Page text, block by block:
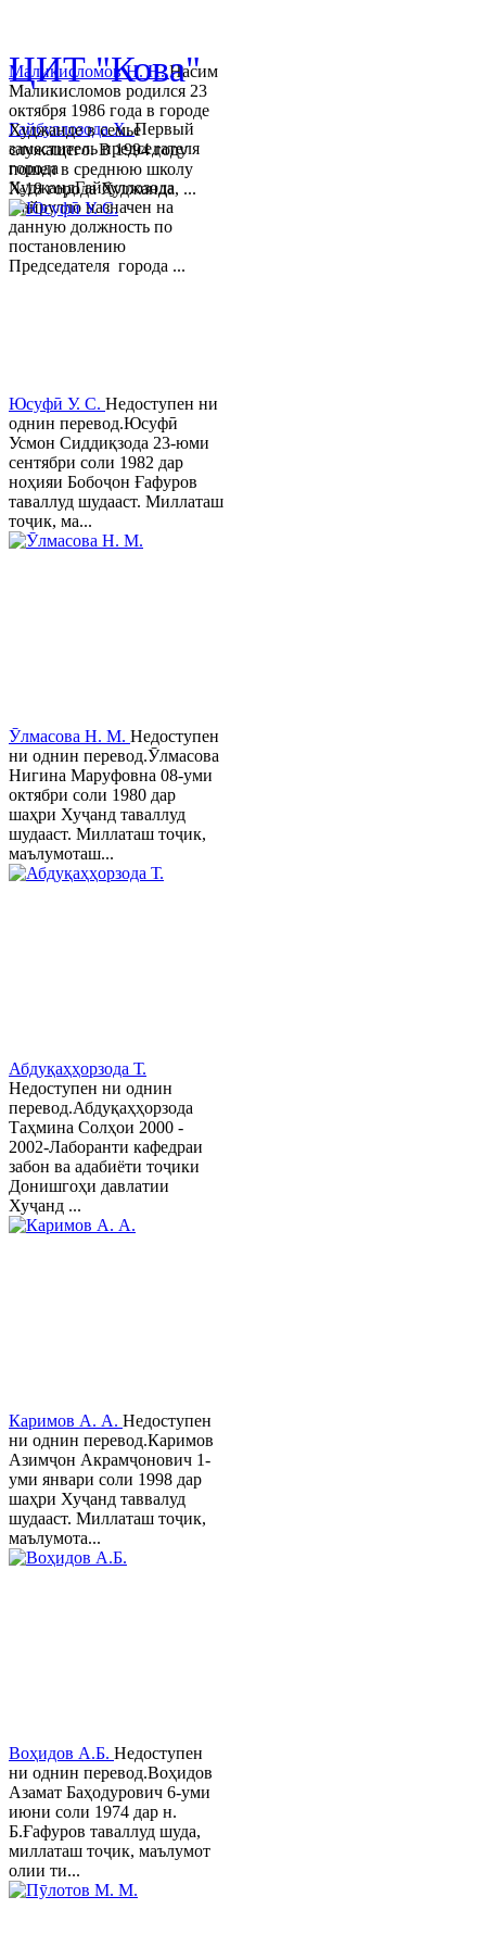
Гайбуллозода Х.Первый
заместитель председателя
города
ХуджандГайбуллозода
Хайрулло назначен на
данную должность по
постановлению
Председателя города ...
Маликисломов Н. Н.Насим
Маликисломов родился 23
октября 1986 года в городе
Худжанде в семье
служащего. В 1994 году
пошел в среднюю школу
№18 города Худжанда, ...
Юсуфӣ У. C. Недоступен ни
однин перевод.Юсуфӣ
Усмон Сиддиқзода 23-юми
сентябри соли 1982 дар
ноҳияи Бобоҷон Ғафуров
таваллуд шудааст. Миллаташ
тоҷик, ма...
Ӯлмасова Н. М. Недоступен
ни однин перевод.Ӯлмасова
Нигина Маруфовна 08-уми
октябри соли 1980 дар
шаҳри Хуҷанд таваллуд
шудааст. Миллаташ тоҷик,
маълумоташ...
Абдуқаҳҳорзода Т.
Недоступен ни однин
перевод.Абдуқаҳҳорзода
Таҳмина Солҳои 2000 -
2002-Лаборанти кафедраи
забон ва адабиёти тоҷики
Донишгоҳи давлатии
Хуҷанд ...
Каримов А. А. Недоступен
ни однин перевод.Каримов
Азимҷон Акрамҷонович 1-
уми январи соли 1998 дар
шаҳри Хуҷанд таввалуд
шудааст. Миллаташ тоҷик,
маълумота...
Воҳидов А.Б. Недоступен
ни однин перевод.Воҳидов
Азамат Баҳодурович 6-уми
июни соли 1974 дар н.
Б.Ғафуров таваллуд шуда,
миллаташ тоҷик, маълумот
олии ти...
ЦИТ "Кова"